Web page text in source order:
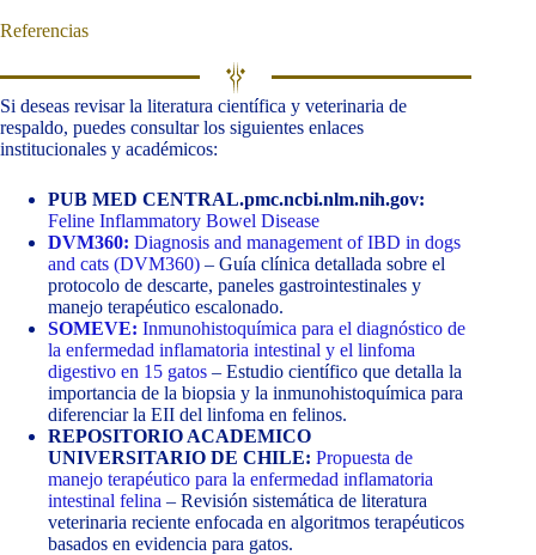
Referencias
Si deseas revisar la literatura científica y veterinaria de
respaldo, puedes consultar los siguientes enlaces
institucionales y académicos:
PUB MED CENTRAL.pmc.ncbi.nlm.nih.gov:
Feline Inflammatory Bowel Disease
DVM360: Diagnosis and management of IBD in dogs
and cats (DVM360) – Guía clínica detallada sobre el
protocolo de descarte, paneles gastrointestinales y
manejo terapéutico escalonado.
SOMEVE: Inmunohistoquímica para el diagnóstico de
la enfermedad inflamatoria intestinal y el linfoma
digestivo en 15 gatos – Estudio científico que detalla la
importancia de la biopsia y la inmunohistoquímica para
diferenciar la EII del linfoma en felinos.
REPOSITORIO ACADEMICO
UNIVERSITARIO DE CHILE: Propuesta de
manejo terapéutico para la enfermedad inflamatoria
intestinal felina – Revisión sistemática de literatura
veterinaria reciente enfocada en algoritmos terapéuticos
basados en evidencia para gatos.